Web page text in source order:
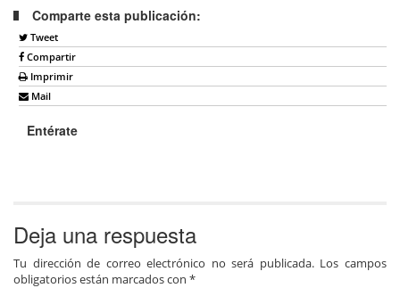
Comparte esta publicación:
Tweet
Compartir
Imprimir
Mail
Entérate
Deja una respuesta
Tu dirección de correo electrónico no será publicada. Los campos
obligatorios están marcados con *